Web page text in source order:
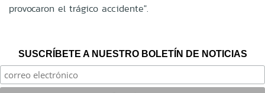
provocaron el trágico accidente".
SUSCRÍBETE A NUESTRO BOLETÍN DE NOTICIAS